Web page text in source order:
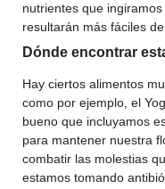
nutrientes que
resultarán más fáciles de
Dónde encontrar
Hay ciertos alimentos
como por ejemplo, el
bueno que incluyamos
para mantener nuestra
combatir las molestias
estamos tomando